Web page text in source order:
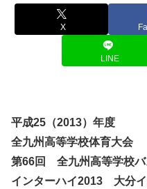
X
LINE
平成25（2013）年度
全九州高等学校体育大会
第66回 全九州高等学校バ
インターハイ2013 大分